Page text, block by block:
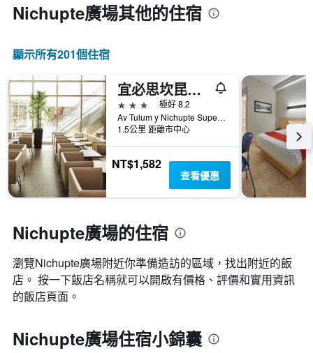
Nichupte廣場​其他的住宿
顯示所有201​個住宿
宜必思坎昆中央酒店
3星級
極好 8.2
Av Tulum y Nichupte Supermanzana 11 M2 L3, Cancun/坎康, 金塔納羅奧, 墨西哥
1.5公里 距離市中心
NT$1,582
查看優惠
Nichupte廣場的住宿
瀏覽Nichupte廣場​附近你準備造訪的區域，找出附近的飯
店。 按一下飯店名稱就可以開啟有價格、評價和實用資訊
的飯店頁面。
Nichupte廣場住宿小錦囊